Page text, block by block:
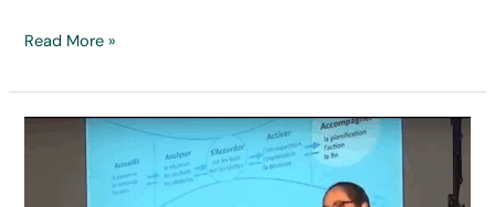
Accompagner
la
soutenabilité
Read More »